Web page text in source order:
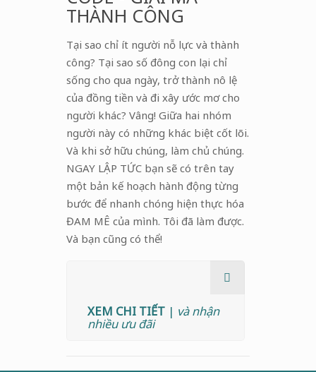
THÀNH CÔNG
Tại sao chỉ ít người nỗ lực và thành
công? Tại sao số đông con lại chỉ
sống cho qua ngày, trở thành nô lệ
của đồng tiền và đi xây ước mơ cho
người khác? Vâng! Giữa hai nhóm
người này có những khác biệt cốt lõi.
Và khi sở hữu chúng, làm chủ chúng.
NGAY LẬP TỨC bạn sẽ có trên tay
một bản kế hoạch hành động từng
bước để nhanh chóng hiện thực hóa
ĐAM MÊ của mình. Tôi đã làm được.
Và bạn cũng có thể!
XEM CHI TIẾT | và nhận
nhiều ưu đãi